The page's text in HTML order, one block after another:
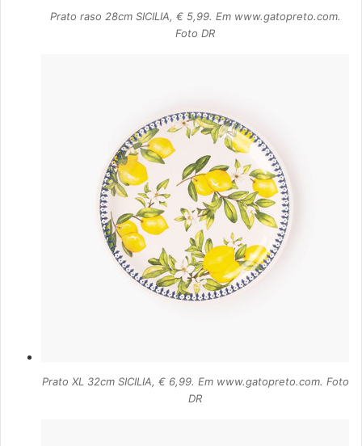
Prato raso 28cm SICILIA, € 5,99. Em www.gatopreto.com.
Foto DR
Prato XL 32cm SICILIA, € 6,99. Em www.gatopreto.com. Foto
DR